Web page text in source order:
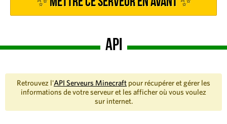
API
Retrouvez l'API Serveurs Minecraft pour récupérer et gérer les
informations de votre serveur et les afficher où vous voulez
sur internet.